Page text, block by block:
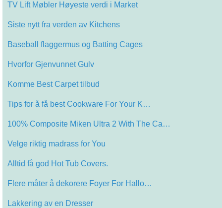
TV Lift Møbler Høyeste verdi i Market
Siste nytt fra verden av Kitchens
Baseball flaggermus og Batting Cages
Hvorfor Gjenvunnet Gulv
Komme Best Carpet tilbud
Tips for å få best Cookware For Your K…
100% Composite Miken Ultra 2 With The Ca…
Velge riktig madrass for You
Alltid få god Hot Tub Covers.
Flere måter å dekorere Foyer For Hallo…
Lakkering av en Dresser